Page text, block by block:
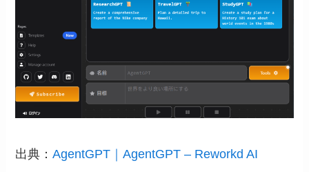
出典：AgentGPT｜AgentGPT – Reworkd AI